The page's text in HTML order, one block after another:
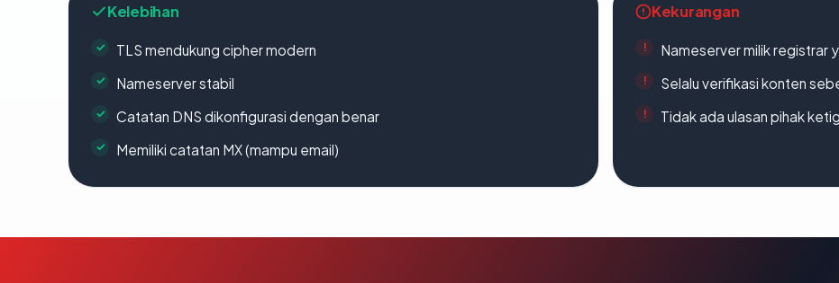
Kelebihan
TLS mendukung cipher modern
Nameserver stabil
Catatan DNS dikonfigurasi dengan benar
Memiliki catatan MX (mampu email)
Kekurangan
Nameserver milik registrar
Selalu verifikasi konten
Tidak ada ulasan pihak